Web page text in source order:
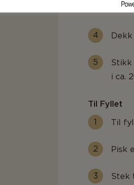
Stikk
i ca.
Til Fyllet
Til
Pisk
Stek